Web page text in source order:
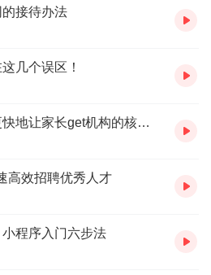
接待办法
几个误区！
【招生指南】怎样更好更快地让家长get机构的核心优势？
高效招聘优秀人才
小程序入门六步法